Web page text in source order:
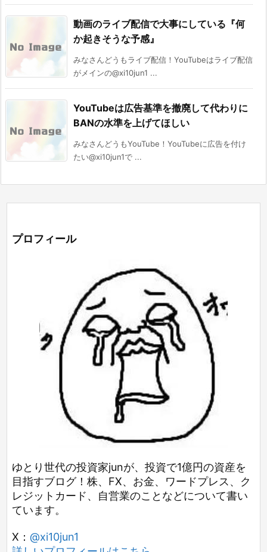
動画のライブ配信で大事にしている『何
か起きそうな予感』
みなさんどうもライブ配信！YouTubeはライブ配信
がメインの@xi10jun1 ...
YouTubeは広告基準を撤廃して代わりに
BANの水準を上げてほしい
みなさんどうもYouTube！YouTubeに広告を付け
たい@xi10jun1で ...
プロフィール
ゆとり世代の投資家junが、投資で1億円の資産を
目指すブログ！株、FX、お金、ワードプレス、ク
レジットカード、自営業のことなどについて書い
ています。
X： @xi10jun1